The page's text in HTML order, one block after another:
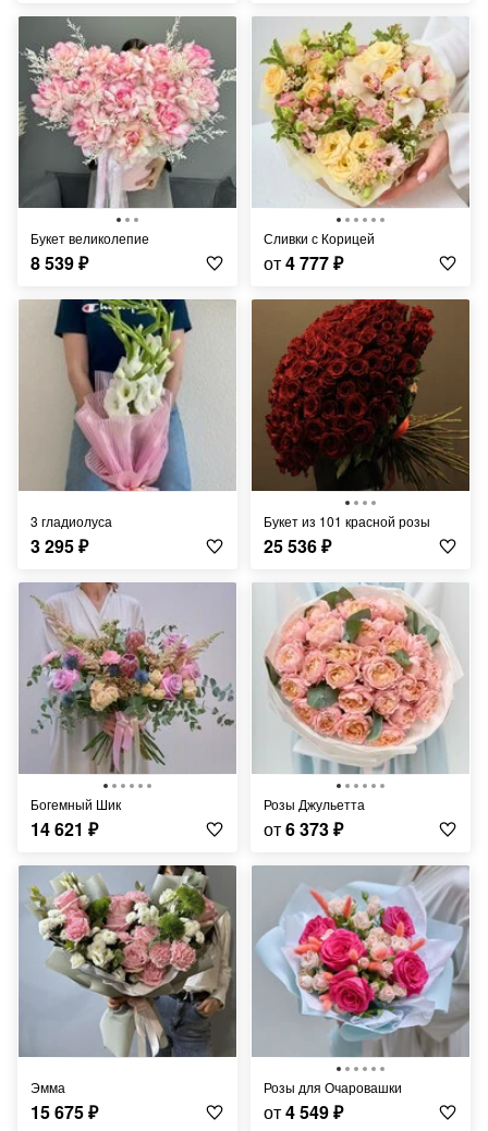
Букет великолепие
8 539₽
Сливки с Корицей
от4 777₽
3 гладиолуса
3 295₽
букет из 101 красной розы
25 536₽
Богемный Шик
14 621 ₽
Розы Джульетта
от6 373₽
Эмма
15 675₽
Розы для Очаровашки
от4 549₽